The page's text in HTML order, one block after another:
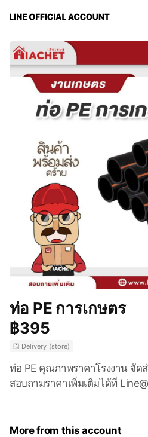
ท่อ PE การเกษตร
฿395
Delivery (store)
ท่อ PE คุณภาพราคาโรงงาน จัด
สอบถามราคาเพิ่มเติมได้ที่
More from this account